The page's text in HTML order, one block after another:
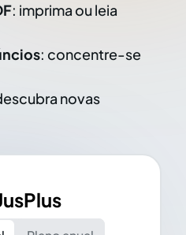
: imprima ou leia
: concentre-se
novas